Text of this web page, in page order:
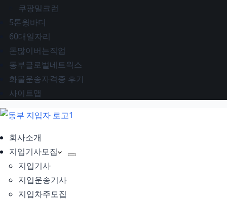
쿠팡밀크런
5톤윙바디
60대일자리
돈많이버는직업
동부글로벌네트웍스
화물운송자격증 후기
사이트맵
회사소개
지입기사모집
지입기사
지입운송기사
지입차주모집